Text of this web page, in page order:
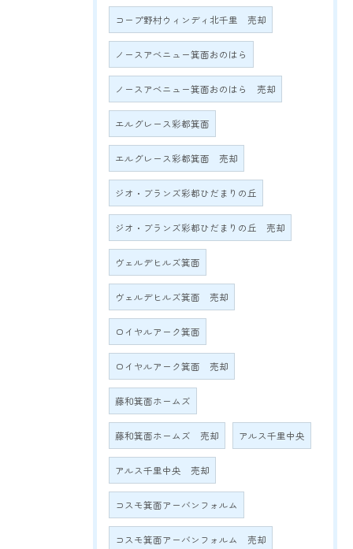
コープ野村ウィンディ北千里 売却
ノースアベニュー箕面おのはら
ノースアベニュー箕面おのはら 売却
エルグレース彩都箕面
エルグレース彩都箕面 売却
ジオ・ブランズ彩都ひだまりの丘
ジオ・ブランズ彩都ひだまりの丘 売却
ヴェルデヒルズ箕面
ヴェルデヒルズ箕面 売却
ロイヤルアーク箕面
ロイヤルアーク箕面 売却
藤和箕面ホームズ
藤和箕面ホームズ 売却 アルス千里中央
アルス千里中央 売却
コスモ箕面アーバンフォルム
コスモ箕面アーバンフォルム 売却